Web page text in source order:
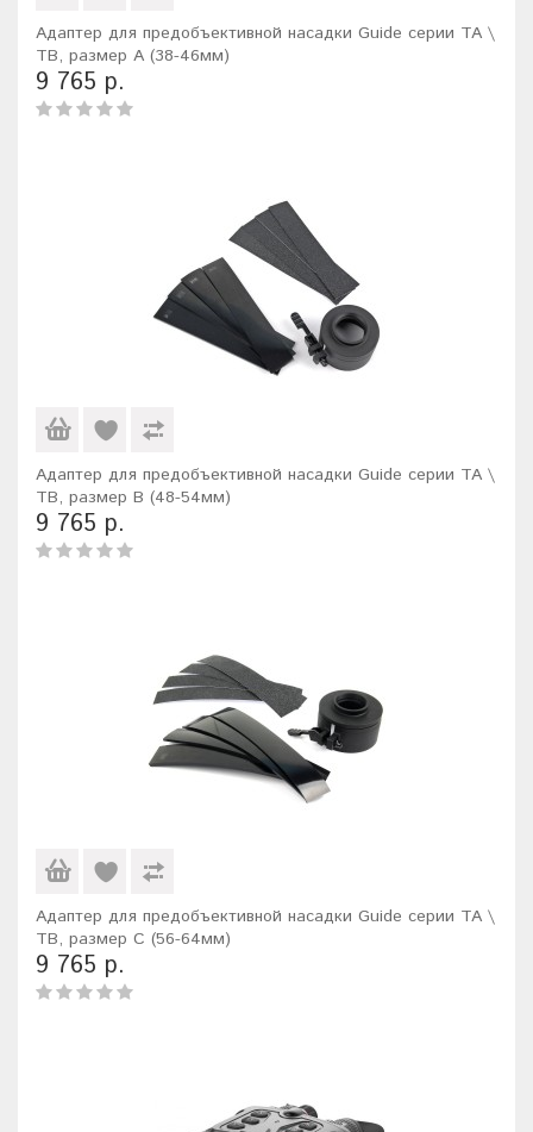
Адаптер для предобъективной насадки Guide серии TA \
TB, размер A (38-46мм)
9 765 р.
Адаптер для предобъективной насадки Guide серии TA \
TB, размер B (48-54мм)
9 765 р.
Адаптер для предобъективной насадки Guide серии TA \
TB, размер C (56-64мм)
9 765 р.